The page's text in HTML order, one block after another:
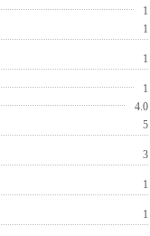
1
1
1
1
4.0
5
3
1
1